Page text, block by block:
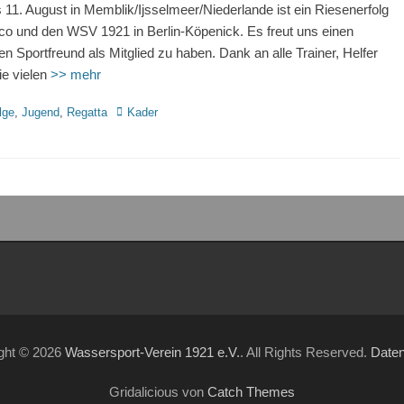
11. August in Memblik/Ijsselmeer/Niederlande ist ein Riesenerfolg
und den WSV 1921 in Berlin-Köpenick. Es freut uns einen
Sportfreund als Mitglied zu haben. Dank an alle Trainer, Helfer
vielen >> mehr
, Jugend, Regatta Schlagworte
Kader
© 2026 Wassersport-Verein 1921 e.V.. All Rights Reserved.
Gridalicious von Catch Themes